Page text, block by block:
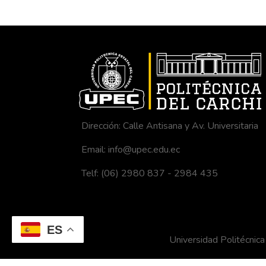
ES
Dirección: Calle Antisana y Av. Universitaria
Email: info@upec.edu.ec
Telf: (06) 2980 837 - 2984 435
Universidad